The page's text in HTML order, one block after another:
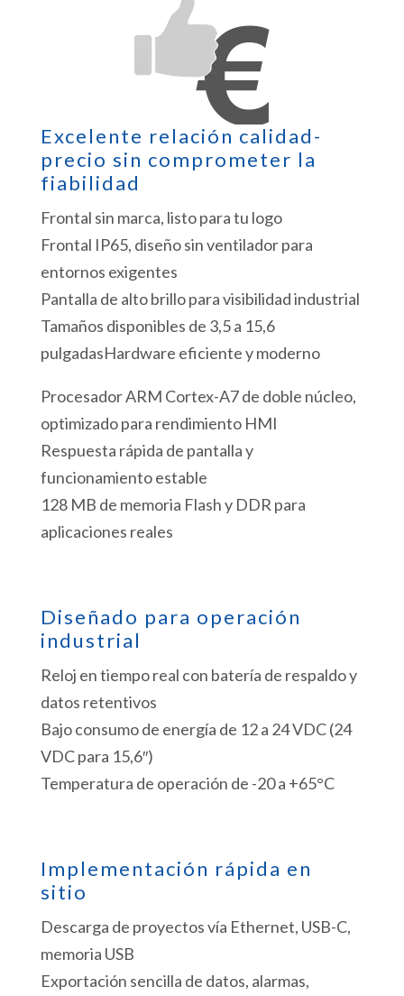
Excelente relación calidad-
precio sin comprometer la
fiabilidad
Frontal sin marca, listo para tu logo
Frontal IP65, diseño sin ventilador para
entornos exigentes
Pantalla de alto brillo para visibilidad industrial
Tamaños disponibles de 3,5 a 15,6
pulgadasHardware eficiente y moderno
Procesador ARM Cortex-A7 de doble núcleo,
optimizado para rendimiento HMI
Respuesta rápida de pantalla y
funcionamiento estable
128 MB de memoria Flash y DDR para
aplicaciones reales
Diseñado para operación
industrial
Reloj en tiempo real con batería de respaldo y
datos retentivos
Bajo consumo de energía de 12 a 24 VDC (24
VDC para 15,6″)
Temperatura de operación de -20 a +65°C
Implementación rápida en
sitio
Descarga de proyectos vía Ethernet, USB-C,
memoria USB
Exportación sencilla de datos, alarmas,